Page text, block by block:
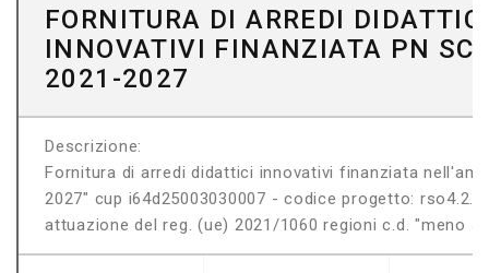
FORNITURA DI ARREDI
INNOVATIVI FINANZIATA PN
2021-2027
Descrizione:
Fornitura di arredi didattici innovativi finanziata
2027" cup i64d25003030007 - codice progetto:
attuazione del reg. (ue) 2021/1060 regioni c.d. "meno